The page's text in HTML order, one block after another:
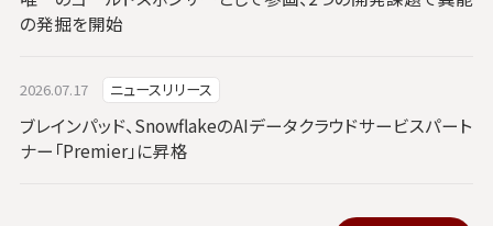
の発掘を開始
2026.07.17 ニュースリリース
ブレインパッド、SnowflakeのAIデータクラウドサービスパート
ナー「Premier」に昇格